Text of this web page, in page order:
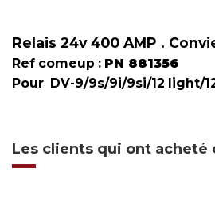
Relais 24v 400 AMP .
Ref comeup : PN 881356
Pour DV-9/9s/9i/9si/12 light/
Les clients qui ont